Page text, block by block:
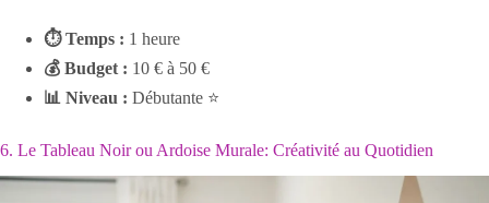
⏱ Temps : 1 heure
💰 Budget : 10 € à 50 €
📊 Niveau : Débutante ⭐
6. Le Tableau Noir ou Ardoise Murale: Créativité au Quotidien